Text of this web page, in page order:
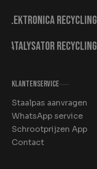
Elektronica recycling
Katalysator recycling
Klantenservice
Staalpas aanvragen
WhatsApp service
Schrootprijzen App
Contact